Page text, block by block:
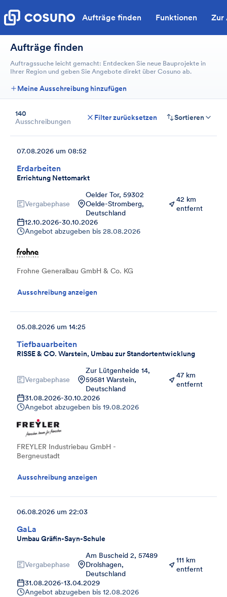
Aufträge finden Funktionen Zur
Aufträge finden
Auftragssuche leicht gemacht: Entdecken Sie neue Bauprojekte in
Ihrer Region und geben Sie Angebote direkt über Cosuno ab.
Meine Ausschreibung hinzufügen
140
Ausschreibungen
Filter zurücksetzen Sortieren
Erdarbeiten
Errichtung Nettomarkt
07.08.2026 um 08:52
Vergabephase
Oelder Tor, 59302
Oelde-Stromberg,
Deutschland
42 km
entfernt
12.10.2026-30.10.2026
Angebot abzugeben bis 28.08.2026
Frohne Generalbau GmbH & Co. KG
Ausschreibung anzeigen
Tiefbauarbeiten
RISSE & CO. Warstein, Umbau zur Standortentwicklung
05.08.2026 um 14:25
Vergabephase
Zur Lütgenheide 14,
59581 Warstein,
Deutschland
47 km
entfernt
31.08.2026-30.10.2026
Angebot abzugeben bis 19.08.2026
FREYLER Industriebau GmbH -
Bergneustadt
Ausschreibung anzeigen
GaLa
Umbau Gräfin-Sayn-Schule
06.08.2026 um 22:03
Vergabephase
Am Buscheid 2, 57489
Drolshagen,
Deutschland
111 km
entfernt
31.08.2026-13.04.2029
Angebot abzugeben bis 12.08.2026